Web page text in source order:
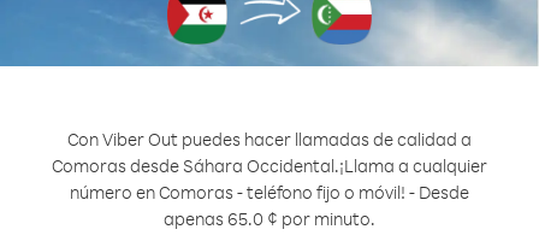
Con Viber Out puedes hacer llamadas de calidad a
Comoras desde Sáhara Occidental.¡Llama a cualquier
número en Comoras - teléfono fijo o móvil! - Desde
apenas 65.0 ¢ por minuto.